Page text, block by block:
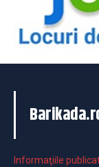
Informaţiile